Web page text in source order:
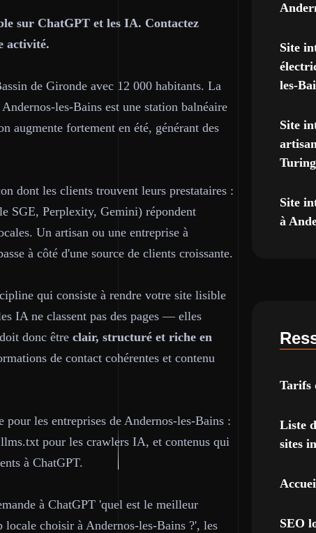
sur ChatGPT et les IA. Contactez
activité.
de Gironde avec 12 000 habitants. La
Andernos-les-Bains est une station balnéaire
augmente fortement en été, générant des
dont les clients trouvent leurs prestataires :
SGE, Perplexity, Gemini) répondent
Un artisan ou une entreprise à
à côté d'une source de clients croissante.
qui consiste à rendre votre site lisible
IA ne classent pas des pages — elles
donc être clair, structuré et riche en
de contact cohérentes et contenu
les entreprises de Andernos-les-Bains :
pour les crawlers IA, et contenus qui
à ChatGPT.
à ChatGPT 'quel est le meilleur
choisir à Andernos-les-Bains ?', les
Site
les-
Site
Site
à
Tarifs
Liste
sites
SEO